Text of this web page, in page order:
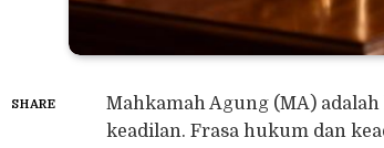
SHARE
Mahkamah Agung (MA)
keadilan. Frasa hukum dan